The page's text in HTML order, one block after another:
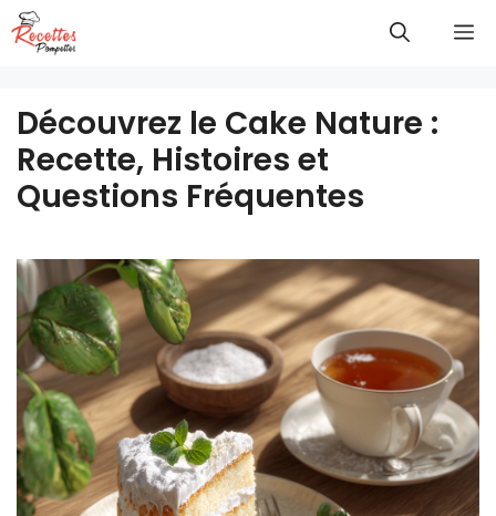
Aller
au
Découvrez le Cake Nature :
Recette, Histoires et
Questions Fréquentes